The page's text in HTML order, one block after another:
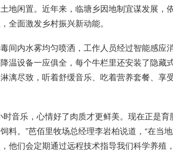
地闲置。近年来，临塘乡因地制宜谋发展，
全面激发乡村振兴新动能。
间内水雾均匀喷洒，工作人员经过智能感应
温设备一应俱全，每个牛栏里还安装了隐藏
尽致，听着舒缓音乐、吃着营养套餐、享
时音乐，心情好了肉质才更鲜美。现在正是
料。”芭佰里牧场总经理李岩柏说道，“在当
他们会定期通过远程技术指导我们科学养殖